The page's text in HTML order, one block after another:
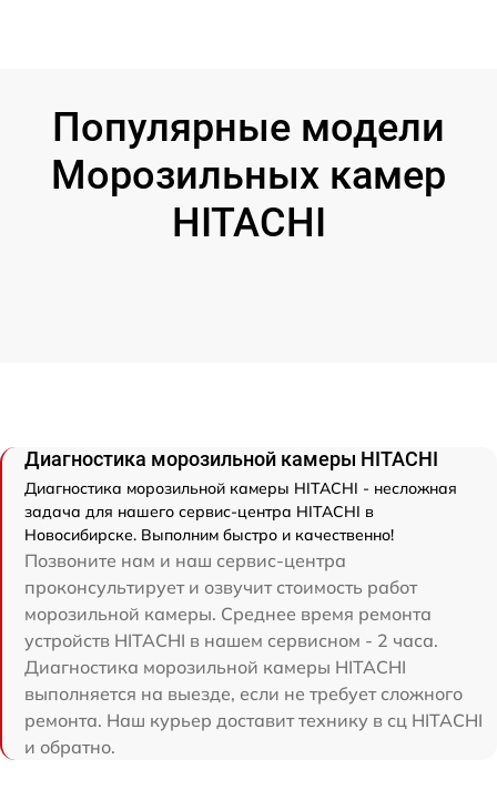
Популярные модели
Морозильных камер
HITACHI
Диагностика морозильной камеры HITACHI
Диагностика морозильной камеры HITACHI - несложная
задача для нашего сервис-центра HITACHI в
Новосибирске. Выполним быстро и качественно!
Позвоните нам и наш сервис-центра
проконсультирует и озвучит стоимость работ
морозильной камеры. Среднее время ремонта
устройств HITACHI в нашем сервисном - 2 часа.
Диагностика морозильной камеры HITACHI
выполняется на выезде, если не требует сложного
ремонта. Наш курьер доставит технику в сц HITACHI
и обратно.